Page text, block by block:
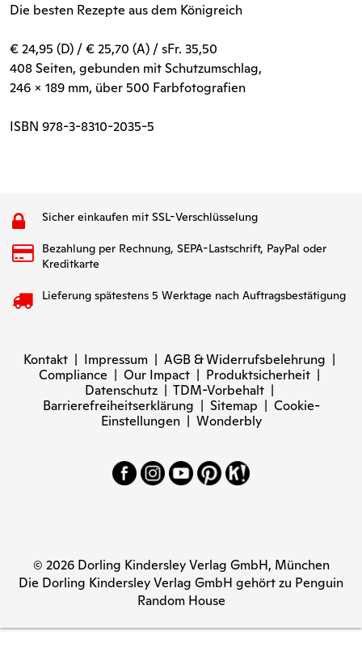
Die besten Rezepte aus dem Königreich
€ 24,95 (D) / € 25,70 (A) / sFr. 35,50
408 Seiten, gebunden mit Schutzumschlag,
246 x 189 mm, über 500 Farbfotografien
ISBN 978-3-8310-2035-5
Sicher einkaufen mit SSL-Verschlüsselung
Bezahlung per Rechnung, SEPA-Lastschrift, PayPal oder
Kreditkarte
Lieferung spätestens 5 Werktage nach Auftragsbestätigung
Kontakt | Impressum | AGB & Widerrufsbelehrung |
Compliance | Our Impact | Produktsicherheit |
Datenschutz | TDM-Vorbehalt |
Barrierefreiheitserklärung | Sitemap | Cookie-
Einstellungen| Wonderbly
© 2026 Dorling Kindersley Verlag GmbH, München
Die Dorling Kindersley Verlag GmbH gehört zu Penguin
Random House